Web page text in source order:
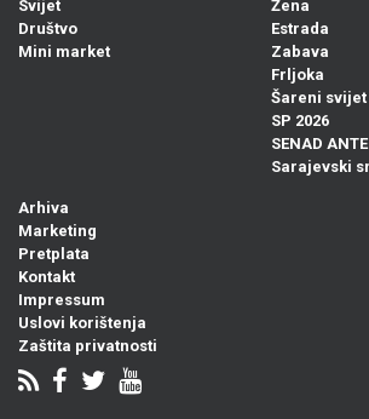
Svijet
Društvo
Mini market
Žena
Estrada
Zabava
Frljoka
Šareni svijet
SP 2026
SENAD
Sarajevski
Arhiva
Marketing
Pretplata
Kontakt
Impressum
Uslovi korištenja
Zaštita privatnosti